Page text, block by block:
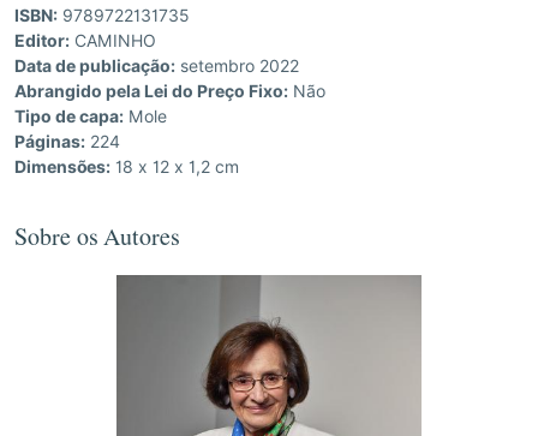
ISBN: 9789722131735
Editor: CAMINHO
Data de publicação: setembro 2022
Abrangido pela Lei do Preço Fixo: Não
Tipo de capa: Mole
Páginas: 224
Dimensões: 18 x 12 x 1,2 cm
Sobre os Autores